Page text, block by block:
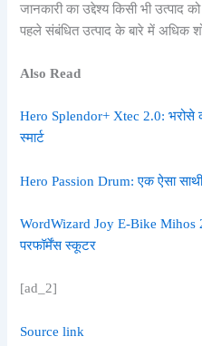
जानकारी का उद्देश्य किसी भी उत्पाद
पहले संबंधित उत्पाद के बारे में अधिक
Also Read
Hero Splendor+ Xtec 2.0: भरोसे
स्मार्ट
Hero Passion Drum: एक ऐसा
WordWizard Joy E-Bike
परफॉर्मेंस स्कूटर
[ad_2]
Source link